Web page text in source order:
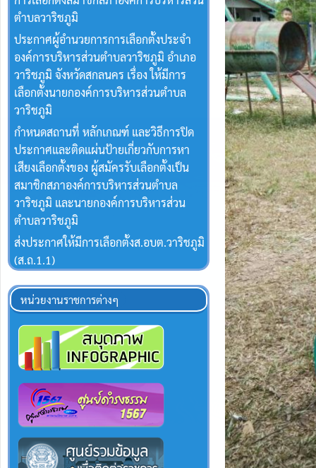
ตำบลวาริชภูมิ
ประกาศผู้อำนวยการการเลือกตั้งประจำ
องค์การบริหารส่วนตำบลวาริชภูมิ อำเภอ
วาริชภูมิ จังหวัดสกลนคร เรื่อง ให้มีการ
เลือกตั้งนายกองค์การบริหารส่วนตำบล
วาริชภูมิ
กำหนดสถานที่ หลักเกณฑ์ และวิธีการปิด
ประกาศและติดแผ่นป้ายเกี่ยวกับการหา
เสียงเลือกตั้งของ ผู้สมัครรับเลือกตั้งเป็น
สมาชิกสภาองค์การบริหารส่วนตำบล
วาริชภูมิ และนายกองค์การบริหารส่วน
ตำบลวาริชภูมิ
ส่งประกาศให้มีการเลือกตั้งส.อบต.วาริชภูมิ
(ส.ถ.1.1)
หน่วยงานราชการต่างๆ